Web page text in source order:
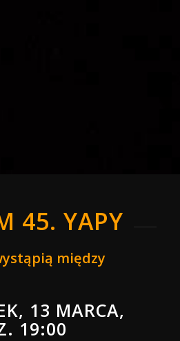
45. YAPY
między
13 MARCA,
19:00